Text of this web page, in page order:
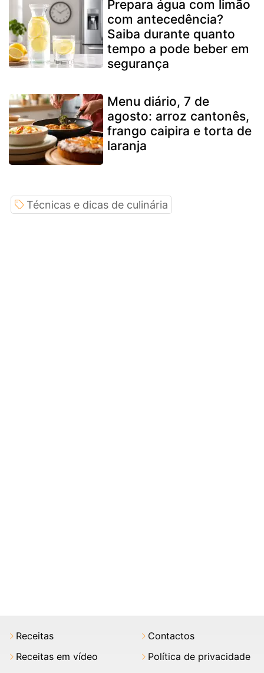
Prepara água com limão
com antecedência?
Saiba durante quanto
tempo a pode beber em
segurança
Menu diário, 7 de
agosto: arroz cantonês,
frango caipira e torta de
laranja
Técnicas e dicas de culinária
Receitas
Receitas em vídeo
Contactos
Política de privacidade